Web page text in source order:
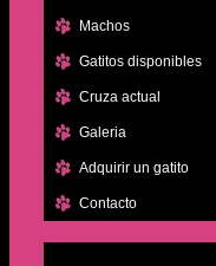
Machos
Gatitos disponibles
Cruza actual
Galeria
Adquirir un gatito
Contacto